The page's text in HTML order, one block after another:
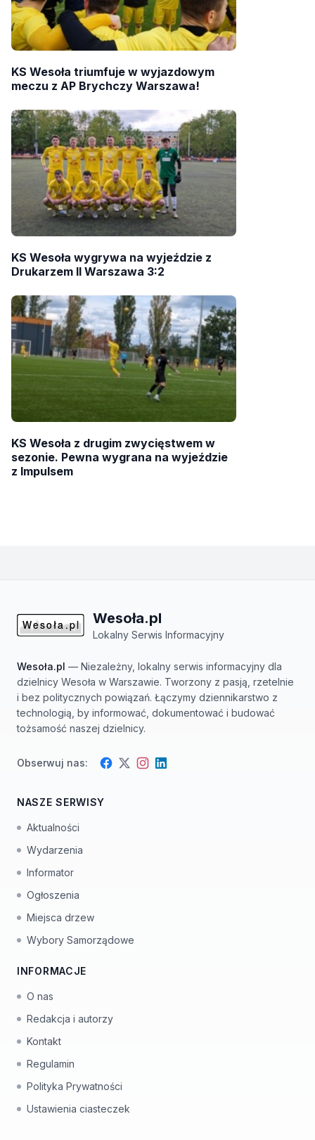
KS Wesoła triumfuje w wyjazdowym
meczu z AP Brychczy Warszawa!
KS Wesoła wygrywa na wyjeździe z
Drukarzem II Warszawa 3:2
KS Wesoła z drugim zwycięstwem w
sezonie. Pewna wygrana na wyjeździe
z Impulsem
Wesoła.pl
Lokalny Serwis Informacyjny
Wesoła.pl — Niezależny, lokalny serwis informacyjny dla
dzielnicy Wesoła w Warszawie. Tworzony z pasją, rzetelnie
i bez politycznych powiązań. Łączymy dziennikarstwo z
technologią, by informować, dokumentować i budować
tożsamość naszej dzielnicy.
Obserwuj nas: Facebook
TwitterInstagram
LinkedIn
NASZE SERWISY
Aktualności
Wydarzenia
Informator
Ogłoszenia
Miejsca drzew
Wybory Samorządowe
INFORMACJE
O nas
Redakcja i autorzy
Kontakt
Regulamin
Polityka Prywatności
Ustawienia ciasteczek